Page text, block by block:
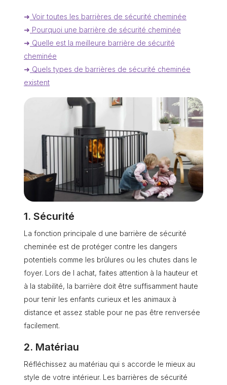
➜ Voir toutes les barrières de sécurité cheminée
➜ Pourquoi une barrière de sécurité cheminée
➜ Quelle est la meilleure barrière de sécurité
cheminée
➜ Quels types de barrières de sécurité cheminée
existent
1. Sécurité
La fonction principale d une barrière de sécurité
cheminée est de protéger contre les dangers
potentiels comme les brûlures ou les chutes dans le
foyer. Lors de l achat, faites attention à la hauteur et
à la stabilité, la barrière doit être suffisamment haute
pour tenir les enfants curieux et les animaux à
distance et assez stable pour ne pas être renversée
facilement.
2. Matériau
Réfléchissez au matériau qui s accorde le mieux au
style de votre intérieur. Les barrières de sécurité